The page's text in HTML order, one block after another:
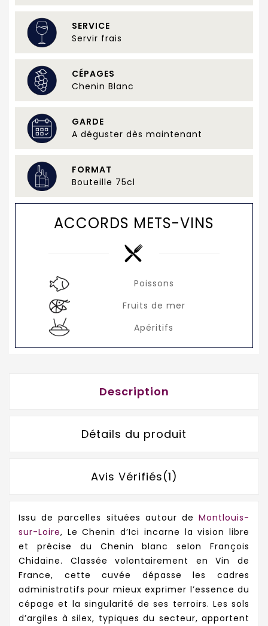
SERVICE
Servir frais
CÉPAGES
Chenin Blanc
GARDE
A déguster dès maintenant
FORMAT
Bouteille 75cl
ACCORDS METS-VINS
Poissons
Fruits de mer
Apéritifs
Description
Détails du produit
Avis Vérifiés(1)
Issu de parcelles situées autour de Montlouis-
sur-Loire, Le Chenin d’Ici incarne la vision libre
et précise du Chenin blanc selon François
Chidaine. Classée volontairement en Vin de
France, cette cuvée dépasse les cadres
administratifs pour mieux exprimer l’essence du
cépage et la singularité de ses terroirs. Les sols
d’argiles à silex, typiques du secteur, apportent